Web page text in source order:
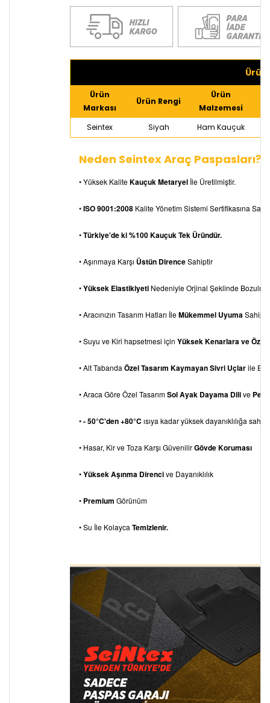
Ürün
Markası
Ürün Rengi
Ürün
Malzemesi
Seintex Siyah Ham Kauçuk
Neden Seintex Araç Paspasları?
• Yüksek KaliteKauçuk Metaryel İle Üretilmiştir.
•ISO 9001:2008 Kalite Yönetim Sistemi Sertifikasına
•Türkiye'de ki %100 Kauçuk Tek Üründür.
• Aşınmaya Karşı Üstün DirenceSahiptir
•Yüksek Elastikiyeti Nedeniyle Orjinal Şeklinde
• Aracınızın Tasarım Hatları İleMükemmel UyumaSahiptir
• Suyu ve Kiri hapsetmesi için Yüksek Kenarlara ve Özel
• Alt Tabanda Özel Tasarım Kaymayan Sivri Uçlarile
• Araca Göre Özel TasarımSol Ayak Dayama Dilive
•- 50°C'den +80°C ısıya kadar yüksek dayanıklılığa
• Hasar, Kir ve Toza Karşı GüvenilirGövde Koruması
•Yüksek Aşınma Direncive Dayanıklılık
• Premium Görünüm
• Su İle Kolayca Temizlenir.